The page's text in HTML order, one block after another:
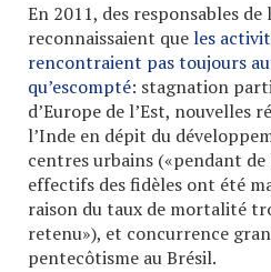
En 2011, des responsables
reconnaissaient queles
rencontraient pas toujours
qu’escompté: stagnation
d’Europe de l’Est, nouvelles
l’Inde en dépit du
centres urbains («pendant
effectifs des fidèles ont été
raison du taux de mortalité
retenu»), et concurrence
pentecôtisme au Brésil.